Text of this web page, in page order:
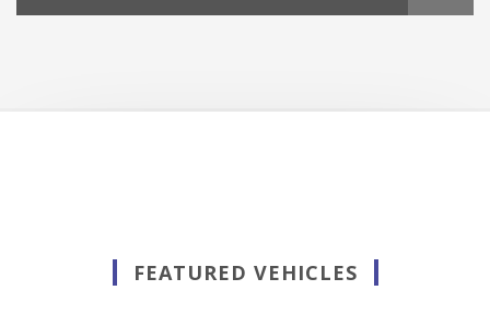
FEATURED VEHICLES